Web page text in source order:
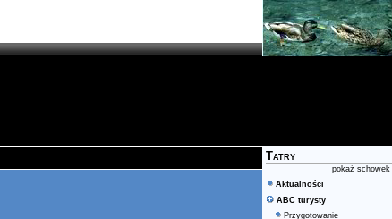
Tatry
pokaż schowek
Aktualności
ABC turysty
Przygotowanie